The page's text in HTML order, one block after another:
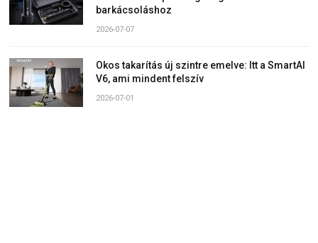
barkácsoláshoz
2026-07-07
Okos takarítás új szintre emelve: Itt a SmartAI
V6, ami mindent felszív
2026-07-01